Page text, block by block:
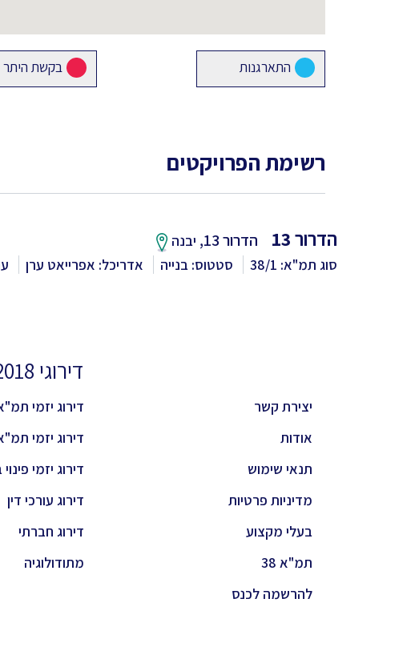
התארגנות בקשת היתר
רשימת הפרויקטים
הדרור 13 הדרור 13,
יבנה
סוג תמ"א: 38/1
סטטוס: בנייה אדריכל: אפרייאט ערן
יצירת קשר
אודות
תנאי שימוש
מדיניות פרטיות
בעלי מקצוע
תמ"א 38
להרשמה לכנס
דירוגי 2018
דירוג יזמי תמ"א
דירוג יזמי תמ"א
דירוג יזמי פינוי
דירוג עורכי דין
דירוג חברתי
מתודולוגיה